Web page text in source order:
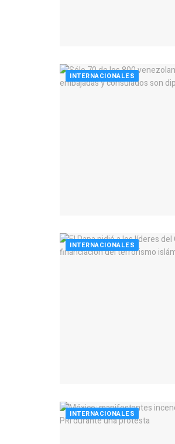
INTERNACIONALES
INTERNACIONALES
INTERNACIONALES